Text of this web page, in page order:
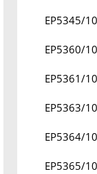
EP5345/
EP5360/
EP5361/
EP5363/
EP5364/
EP5365/